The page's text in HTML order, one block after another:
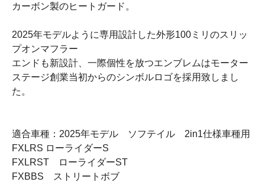
カーボン製のヒートガード。
2025年モデルように専用設計した外形100ミリのスリッ
プオンマフラー
エンドも新設計、一際個性を放つエンブレムはモーター
ステージ創業当初からのシンボルロゴを採用致しまし
た。
適合車種：2025年モデル ソフテイル 2in1仕様車種用
FXLRS ローライダーS
FXLRST ローライダーST
FXBBS ストリートボブ